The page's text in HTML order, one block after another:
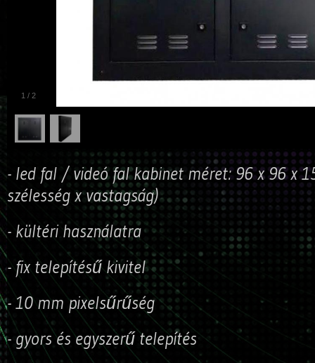
1 / 2
- led fal / videó fal kabinet méret: 96 x 96 x
szélesség x vastagság)
- kültéri használatra
- fix telepítésű kivitel
- 10 mm pixelsűrűség
- gyors és egyszerű telepítés